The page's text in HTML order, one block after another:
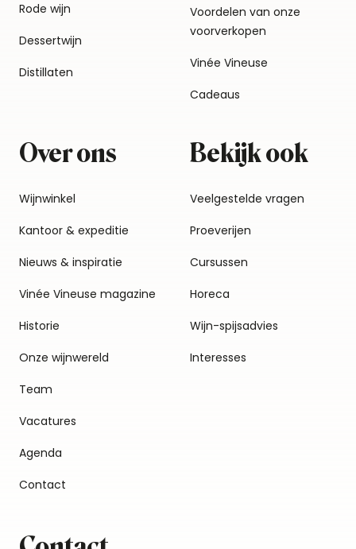
Rode wijn
Dessertwijn
Distillaten
Voordelen van onze
voorverkopen
Vinée Vineuse
Cadeaus
Over ons
Wijnwinkel
Kantoor & expeditie
Nieuws & inspiratie
Vinée Vineuse magazine
Historie
Onze wijnwereld
Team
Vacatures
Agenda
Contact
Bekijk ook
Veelgestelde vragen
Proeverijen
Cursussen
Horeca
Wijn-spijsadvies
Interesses